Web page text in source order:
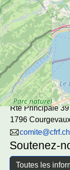
A venir
Contact
Club Fauteuil
Fribourg
c/o Patrik Danthe
Rte Principale 39
1796
comite@cfrf.ch
Soutenez-
Toutes les